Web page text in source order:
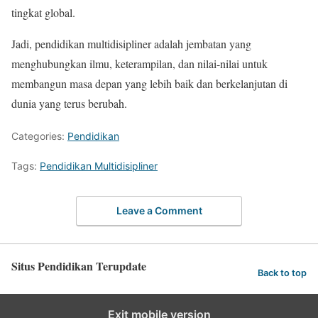
tingkat global.
Jadi, pendidikan multidisipliner adalah jembatan yang
menghubungkan ilmu, keterampilan, dan nilai-nilai untuk
membangun masa depan yang lebih baik dan berkelanjutan di
dunia yang terus berubah.
Categories: Pendidikan
Tags: Pendidikan Multidisipliner
Leave a Comment
Situs Pendidikan Terupdate Back to top
Exit mobile version